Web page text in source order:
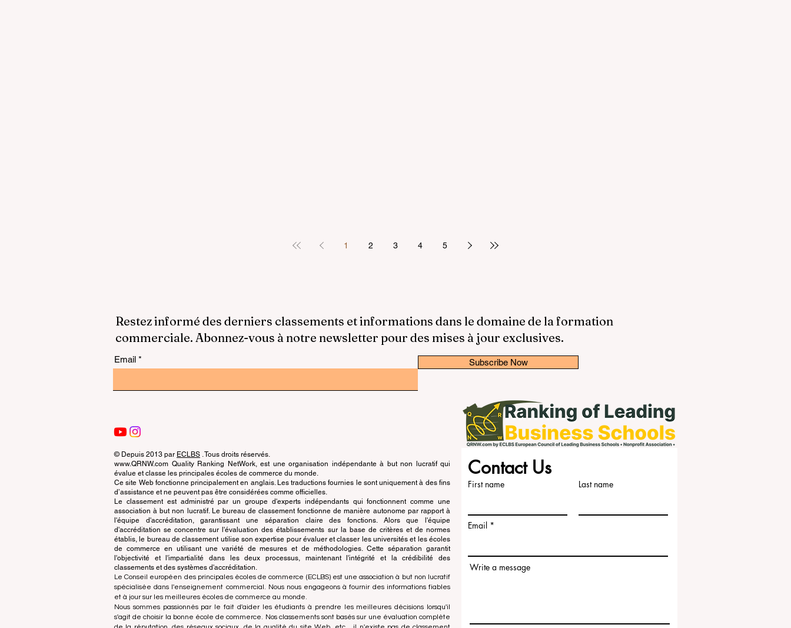
1 2 3 4 5
Restez informé des derniers classements et informations dans le domaine de la formation
commerciale. Abonnez-vous à notre newsletter pour des mises à jour exclusives.
Email Subscribe Now
© Depuis 2013 par ECLBS . Tous droits réservés.
www.QRNW.com Quality Ranking NetWork, est une organisation indépendante à but non lucratif qui
évalue et classe les principales écoles de commerce du monde.
Ce site Web fonctionne principalement en anglais. Les traductions fournies le sont uniquement à des fins
d’assistance et ne peuvent pas être considérées comme officielles.
Le classement est administré par un groupe d'experts indépendants qui fonctionnent comme une
association à but non lucratif. Le bureau de classement fonctionne de manière autonome par rapport à
l'équipe d'accréditation, garantissant une séparation claire des fonctions. Alors que l'équipe
d'accréditation se concentre sur l'évaluation des établissements sur la base de critères et de normes
établis, le bureau de classement utilise son expertise pour évaluer et classer les universités et les écoles
de commerce en utilisant une variété de mesures et de méthodologies. Cette séparation garantit
l'objectivité et l'impartialité dans les deux processus, maintenant l'intégrité et la crédibilité des
classements et des systèmes d'accréditation.
Le Conseil européen des principales écoles de commerce (ECLBS) est une association à but non lucratif
spécialisée dans l'enseignement commercial. Nous nous engageons à fournir des informations fiables
et à jour sur les meilleures écoles de commerce au monde.
Nous sommes passionnés par le fait d'aider les étudiants à prendre les meilleures décisions lorsqu'il
s'agit de choisir la bonne école de commerce. Nos classements sont basés sur une évaluation complète
Contact Us
First name Last name
Email
Write a message